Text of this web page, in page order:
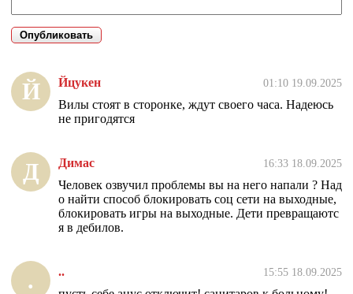
Й Йцукен 01:10 19.09.2025
Вилы стоят в сторонке, ждут своего часа. Надеюсь
не пригодятся
Д Димас 16:33 18.09.2025
Человек озвучил проблемы вы на него напали ? Над
о найти способ блокировать соц сети на выходные,
блокировать игры на выходные. Дети превращаютс
я в дебилов.
. .. 15:55 18.09.2025